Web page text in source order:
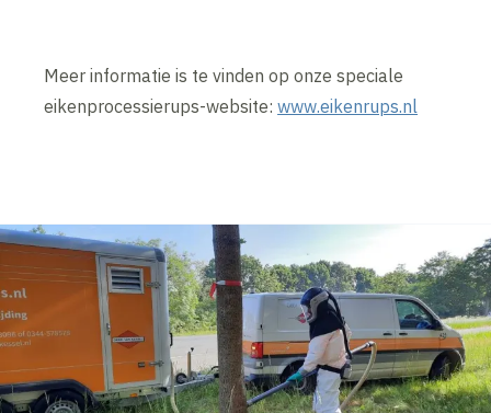
Meer informatie is te vinden op onze speciale
eikenprocessierups-website:www.eikenrups.nl